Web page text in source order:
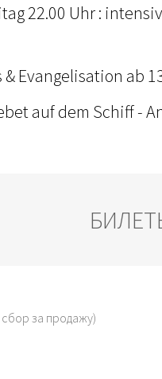
22.00 Uhr :
Evangelisation ab
auf dem Schiff -
за продажу)